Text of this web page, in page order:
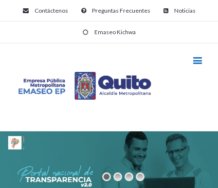
Contáctenos Preguntas Frecuentes Noticias
Emaseo Kichwa